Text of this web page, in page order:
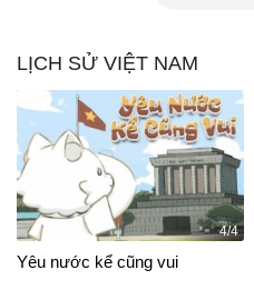
LỊCH SỬ VIỆT NAM
4/4
Yêu nước kể cũng vui